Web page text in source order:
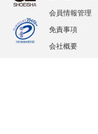
会員情報管理
免責事項
会社概要